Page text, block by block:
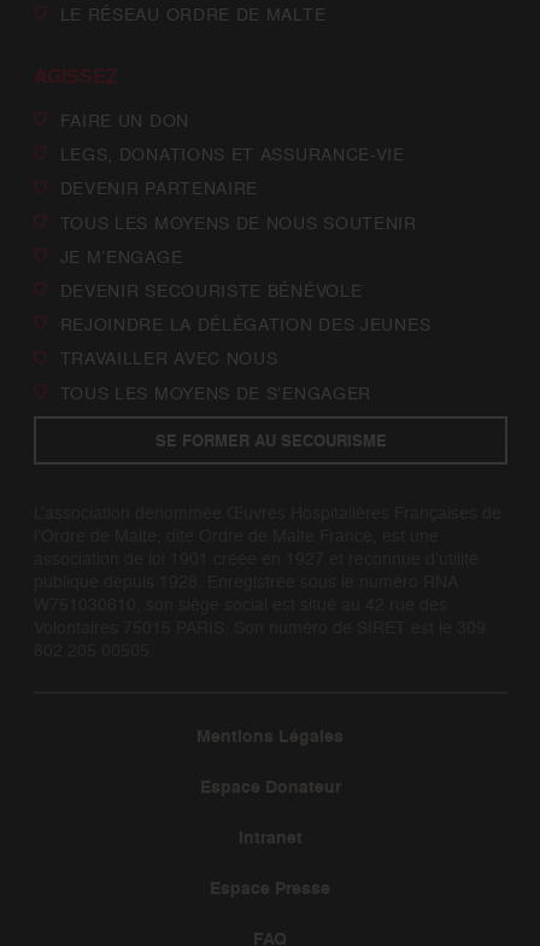
LE RÉSEAU ORDRE DE MALTE
AGISSEZ
FAIRE UN DON
LEGS, DONATIONS ET ASSURANCE-VIE
DEVENIR PARTENAIRE
TOUS LES MOYENS DE NOUS SOUTENIR
JE M’ENGAGE
DEVENIR SECOURISTE BÉNÉVOLE
REJOINDRE LA DÉLÉGATION DES JEUNES
TRAVAILLER AVEC NOUS
TOUS LES MOYENS DE S’ENGAGER
SE FORMER AU SECOURISME
Mentions Légales
Espace Donateur
Intranet
Espace Presse
FAQ